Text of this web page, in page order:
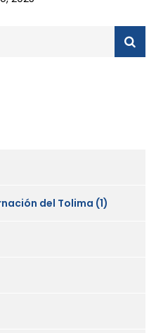
del Tolima (1)